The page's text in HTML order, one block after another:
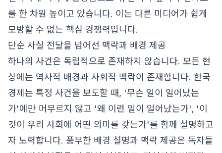
를 한 차원 높이고 있습니다. 이는 다른 미디어가 쉽게
모방할 수 없는 핵심 경쟁력입니다.
단순 사실 전달을 넘어선 맥락과 배경 제공
하나의 사건은 독립적으로 존재하지 않습니다. 모든 현
상에는 역사적 배경과 사회적 맥락이 존재합니다. 한국
경제는 특정 사건을 보도할 때, '무슨 일이 일어났는
가'에만 머무르지 않고 '왜 이런 일이 일어났는가', '이
것이 우리 사회에 어떤 의미를 갖는가'를 함께 설명하고
자 노력합니다. 풍부한 배경 설명과 맥락 제공은 독자들